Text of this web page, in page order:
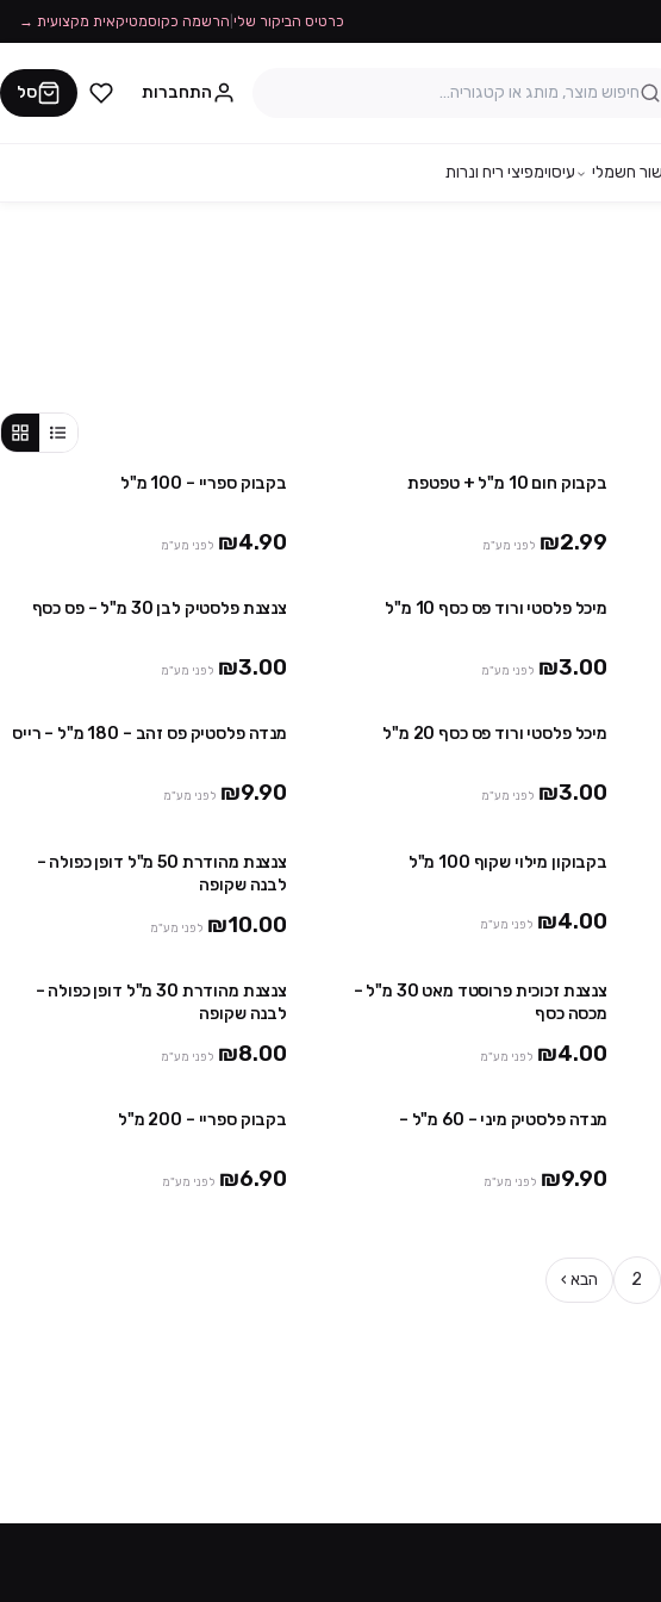
כרטיס הביקור שלי הרשמה כקוסמטיקאית מקצועית →
התחברות סל
חשמלי עיסוימפיצי ריח ונרות
בקבוק חום 10 מ"ל + טפטפת
₪2.99 לפני מע"מ
בקבוק ספריי – 100 מ"ל
₪4.90 לפני מע"מ
מיכל פלסטי ורוד פס כסף 10 מ"ל
₪3.00 לפני מע"מ
צנצנת פלסטיק לבן 30 מ"ל – פס כסף
₪3.00 לפני מע"מ
מיכל פלסטי ורוד פס כסף 20 מ"ל
₪3.00 לפני מע"מ
מנדה פלסטיק פס זהב – 180 מ"ל – רייס
₪9.90 לפני מע"מ
בקבוקון מילוי שקוף 100 מ"ל
₪4.00 לפני מע"מ
צנצנת מהודרת 50 מ"ל דופן כפולה –
לבנה שקופה
₪10.00 לפני מע"מ
צנצנת זכוכית פרוסטד מאט 30 מ"ל –
מכסה כסף
₪4.00 לפני מע"מ
צנצנת מהודרת 30 מ"ל דופן כפולה –
לבנה שקופה
₪8.00 לפני מע"מ
מנדה פלסטיק מיני – 60 מ"ל –
₪9.90 לפני מע"מ
בקבוק ספריי – 200 מ"ל
₪6.90 לפני מע"מ
2 הבא ›